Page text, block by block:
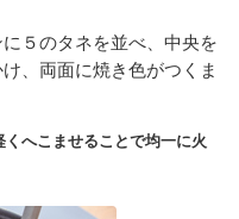
５のタネを並べ、中央を
、両面に焼き色がつくま
へこませることで均一に火